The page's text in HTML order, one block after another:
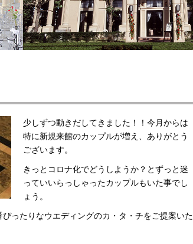
少しずつ動きだしてきました！！今月からは
特に新規来館のカップルが増え、ありがとう
ございます。
きっとコロナ化でどうしようか？とずっと迷
っていいらっしゃったカップルもいた事でし
ょう。
ったりなウエディングのカ・タ・チをご提案いた